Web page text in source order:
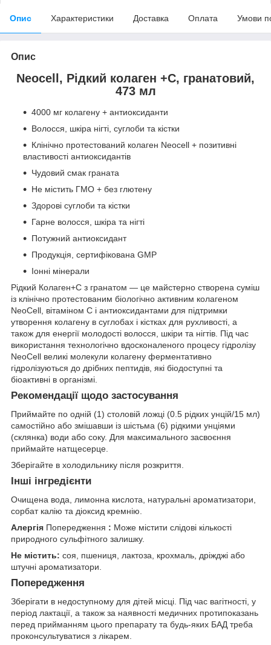
Опис Характеристики Доставка Оплата Умови
Опис
Neocell, Рідкий колаген +C, гранатовий,
473 мл
4000 мг колагену + антиоксиданти
Волосся, шкіра нігті, суглоби та кістки
Клінічно протестований колаген Neocell + позитивні
властивості антиоксидантів
Чудовий смак граната
Не містить ГМО + без глютену
Здорові суглоби та кістки
Гарне волосся, шкіра та нігті
Потужний антиоксидант
Продукція, сертифікована GMP
Іонні мінерали
Рідкий Колаген+C з гранатом — це майстерно створена суміш
із клінічно протестованим біологічно активним колагеном
NeoCell, вітаміном C і антиоксидантами для підтримки
утворення колагену в суглобах і кістках для рухливості, а
також для енергії молодості волосся, шкіри та нігтів. Під час
використання технологічно вдосконаленого процесу гідролізу
NeoCell великі молекули колагену ферментативно
гідролізуються до дрібних пептидів, які біодоступні та
біоактивні в організмі.
Рекомендації щодо застосування
Приймайте по одній (1) столовій ложці (0.5 рідких унцій/15 мл)
самостійно або змішавши із шістьма (6) рідкими унціями
(склянка) води або соку. Для максимального засвоєння
приймайте натщесерце.
Зберігайте в холодильнику після розкриття.
Інші інгредієнти
Очищена вода, лимонна кислота, натуральні ароматизатори,
сорбат калію та діоксид кремнію.
Алергія Попередження : Може містити слідові кількості
природного сульфітного залишку.
Не містить: соя, пшениця, лактоза, крохмаль, дріжджі або
штучні ароматизатори.
Попередження
Зберігати в недоступному для дітей місці. Під час вагітності, у
період лактації, а також за наявності медичних протипоказань
перед прийманням цього препарату та будь-яких БАД треба
проконсультуватися з лікарем.